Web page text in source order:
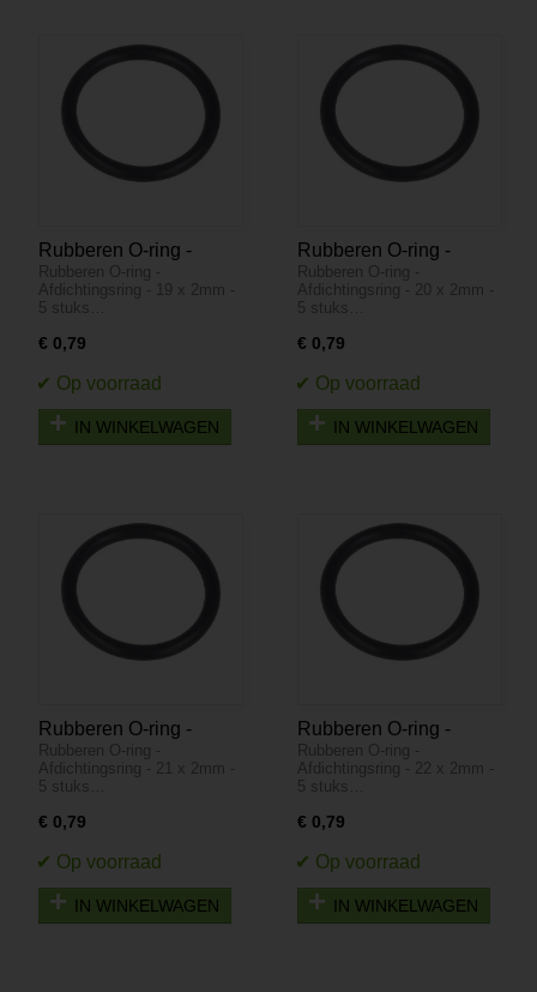
Rubberen O-ring -
Afdichtingsring - 19 x
2mm - 5 stuks
Rubberen O-ring -
Afdichtingsring - 19 x 2mm -
5 stuks…
€ 0,79
IN WINKELWAGEN
Rubberen O-ring -
Afdichtingsring - 20 x
2mm - 5 stuks
Rubberen O-ring -
Afdichtingsring - 20 x 2mm -
5 stuks…
€ 0,79
IN WINKELWAGEN
Rubberen O-ring -
Afdichtingsring - 21 x
2mm - 5 stuks
Rubberen O-ring -
Afdichtingsring - 21 x 2mm -
5 stuks…
€ 0,79
IN WINKELWAGEN
Rubberen O-ring -
Afdichtingsring - 22 x
2mm - 5 stuks
Rubberen O-ring -
Afdichtingsring - 22 x 2mm -
5 stuks…
€ 0,79
IN WINKELWAGEN